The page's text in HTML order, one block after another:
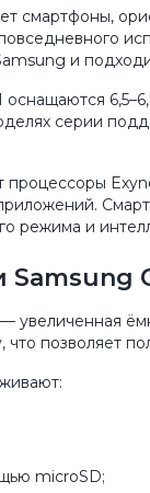
смартфоны,
и
оснащаются
серии
процессоры
режима и
увеличенная
позволяет
microSD;